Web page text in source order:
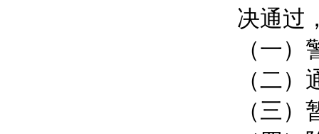
决通过
（一）
（二
（三